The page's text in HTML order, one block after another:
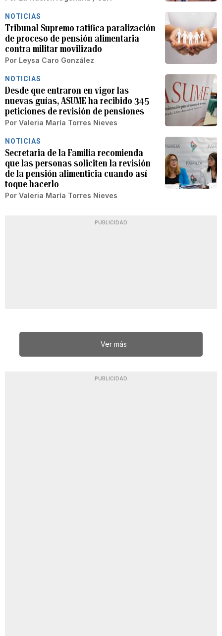
NOTICIAS
Tribunal Supremo ratifica paralización
de proceso de pensión alimentaria
contra militar movilizado
Por Leysa Caro González
NOTICIAS
Desde que entraron en vigor las
nuevas guías, ASUME ha recibido 345
peticiones de revisión de pensiones
Por Valeria María Torres Nieves
NOTICIAS
Secretaria de la Familia recomienda
que las personas soliciten la revisión
de la pensión alimenticia cuando así
toque hacerlo
Por Valeria María Torres Nieves
PUBLICIDAD
Ver más
PUBLICIDAD